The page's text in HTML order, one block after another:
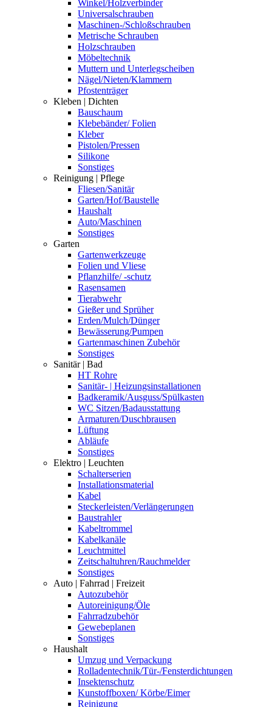
Winkel/Holzverbinder
Universalschrauben
Maschinen-/Schloßschrauben
Metrische Schrauben
Holzschrauben
Möbeltechnik
Muttern und Unterlegscheiben
Nägel/Nieten/Klammern
Pfostenträger
Kleben | Dichten
Bauschaum
Klebebänder/ Folien
Kleber
Pistolen/Pressen
Silikone
Sonstiges
Reinigung | Pflege
Fliesen/Sanitär
Garten/Hof/Baustelle
Haushalt
Auto/Maschinen
Sonstiges
Garten
Gartenwerkzeuge
Folien und Vliese
Pflanzhilfe/ -schutz
Rasensamen
Tierabwehr
Gießer und Sprüher
Erden/Mulch/Dünger
Bewässerung/Pumpen
Gartenmaschinen Zubehör
Sonstiges
Sanitär | Bad
HT Rohre
Sanitär- | Heizungsinstallationen
Badkeramik/Ausguss/Spülkasten
WC Sitzen/Badausstattung
Armaturen/Duschbrausen
Lüftung
Abläufe
Sonstiges
Elektro | Leuchten
Schalterserien
Installationsmaterial
Kabel
Steckerleisten/Verlängerungen
Baustrahler
Kabeltrommel
Kabelkanäle
Leuchtmittel
Zeitschaltuhren/Rauchmelder
Sonstiges
Auto | Fahrrad | Freizeit
Autozubehör
Autoreinigung/Öle
Fahrradzubehör
Gewebeplanen
Sonstiges
Haushalt
Umzug und Verpackung
Rolladentechnik/Tür-/Fensterdichtungen
Insektenschutz
Kunstoffboxen/ Körbe/Eimer
Reinigung